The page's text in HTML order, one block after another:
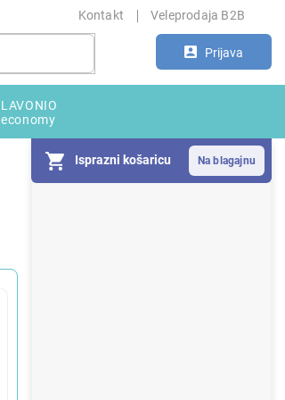
Kontakt Veleprodaja B2B
Prijava
Isprazni košaricu
LAVONIO
economy